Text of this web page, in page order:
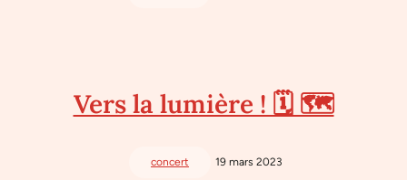
Vers la lumière ! 🗓 🗺
concert 19 mars 2023